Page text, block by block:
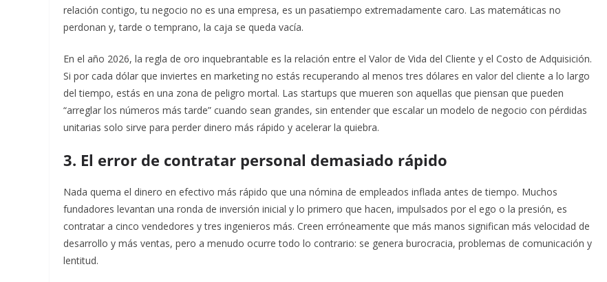
relación contigo, tu negocio no es una empresa, es un pasatiempo extremadamente caro. Las matemáticas no
perdonan y, tarde o temprano, la caja se queda vacía.
En el año 2026, la regla de oro inquebrantable es la relación entre el Valor de Vida del Cliente y el Costo de Adquisición.
Si por cada dólar que inviertes en marketing no estás recuperando al menos tres dólares en valor del cliente a lo largo
del tiempo, estás en una zona de peligro mortal. Las startups que mueren son aquellas que piensan que pueden
“arreglar los números más tarde” cuando sean grandes, sin entender que escalar un modelo de negocio con pérdidas
unitarias solo sirve para perder dinero más rápido y acelerar la quiebra.
3. El error de contratar personal demasiado rápido
Nada quema el dinero en efectivo más rápido que una nómina de empleados inflada antes de tiempo. Muchos
fundadores levantan una ronda de inversión inicial y lo primero que hacen, impulsados por el ego o la presión, es
contratar a cinco vendedores y tres ingenieros más. Creen erróneamente que más manos significan más velocidad de
desarrollo y más ventas, pero a menudo ocurre todo lo contrario: se genera burocracia, problemas de comunicación y
lentitud.